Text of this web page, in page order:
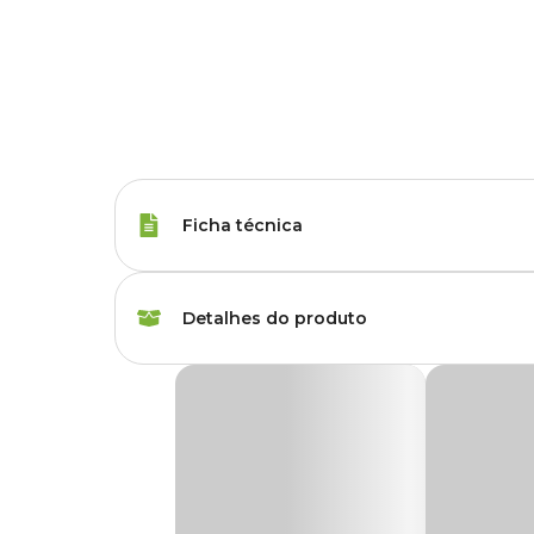
Ficha técnica
Marca Seachem
Detalhes do produto